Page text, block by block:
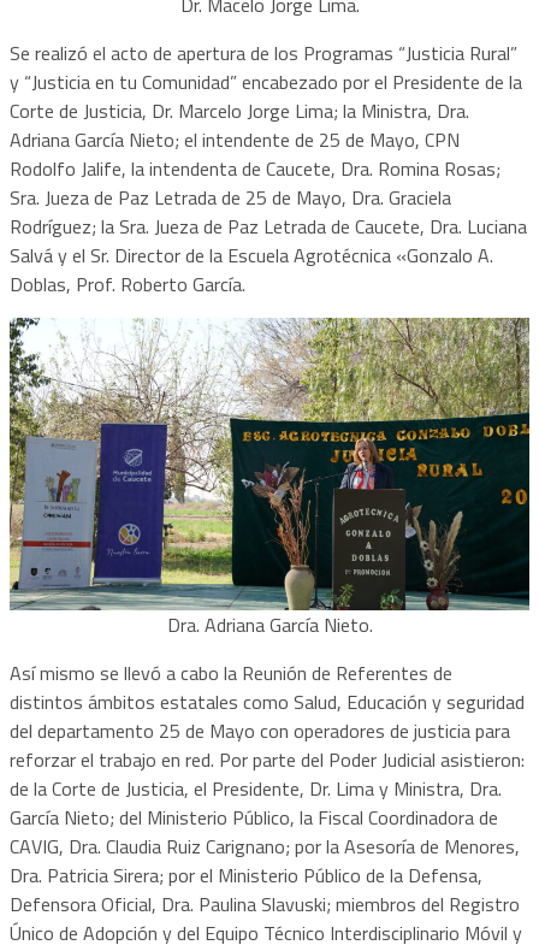
Se realizó el acto de apertura de los Programas “Justicia Rural”
y “Justicia en tu Comunidad” encabezado por el Presidente de la
Corte de Justicia, Dr. Marcelo Jorge Lima; la Ministra, Dra.
Adriana García Nieto; el intendente de 25 de Mayo, CPN
Rodolfo Jalife, la intendenta de Caucete, Dra. Romina Rosas;
Sra. Jueza de Paz Letrada de 25 de Mayo, Dra. Graciela
Rodríguez; la Sra. Jueza de Paz Letrada de Caucete, Dra. Luciana
Salvá y el Sr. Director de la Escuela Agrotécnica «Gonzalo A.
Doblas, Prof. Roberto García.
Dra. Adriana García Nieto.
Así mismo se llevó a cabo la Reunión de Referentes de
distintos ámbitos estatales como Salud, Educación y seguridad
del departamento 25 de Mayo con operadores de justicia para
reforzar el trabajo en red. Por parte del Poder Judicial asistieron:
de la Corte de Justicia, el Presidente, Dr. Lima y Ministra, Dra.
García Nieto; del Ministerio Público, la Fiscal Coordinadora de
CAVIG, Dra. Claudia Ruiz Carignano; por la Asesoría de Menores,
Dra. Patricia Sirera; por el Ministerio Público de la Defensa,
Defensora Oficial, Dra. Paulina Slavuski; miembros del Registro
Único de Adopción y del Equipo Técnico Interdisciplinario Móvil y